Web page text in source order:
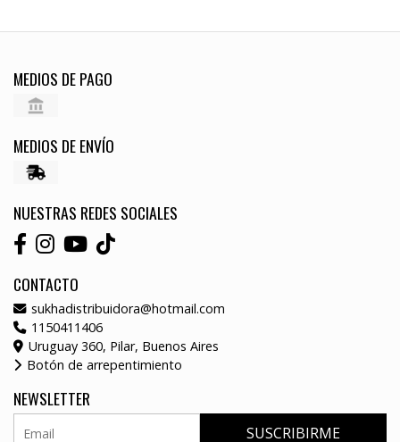
MEDIOS DE PAGO
MEDIOS DE ENVÍO
NUESTRAS REDES SOCIALES
CONTACTO
sukhadistribuidora@hotmail.com
1150411406
Uruguay 360, Pilar, Buenos Aires
Botón de arrepentimiento
NEWSLETTER
SUSCRIBIRME